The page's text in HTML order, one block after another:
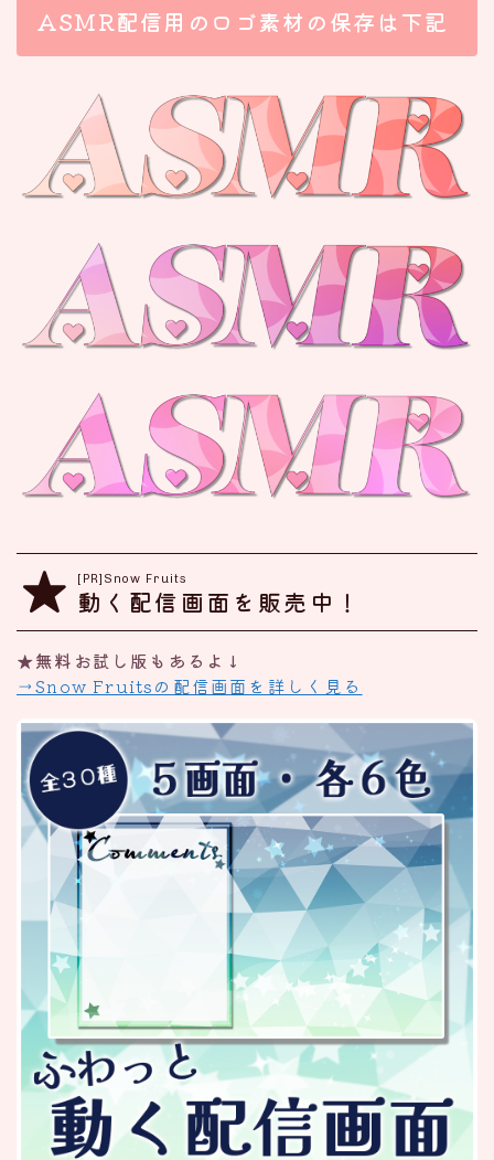
ASMR配信用のロゴ素材の保存は下記
[PR]Snow Fruits
動く配信画面を販売中！
★無料お試し版もあるよ↓
→Snow Fruitsの配信画面を詳しく見る